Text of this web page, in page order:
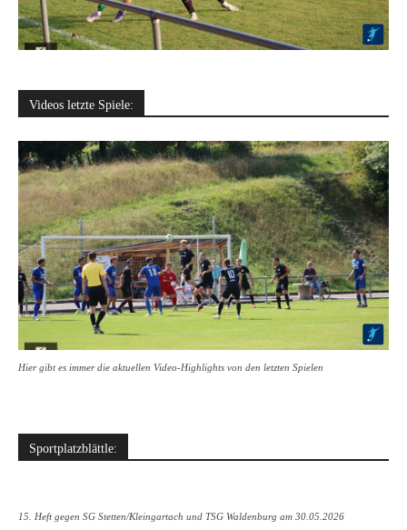
Videos letzte Spiele:
Hier gibt es immer die aktuellen Video-Highlights von den letzten Spielen
Sportplatzblättle:
15. Heft gegen SG Stetten/Kleingartach und TSG Waldenburg am 30.05.2026